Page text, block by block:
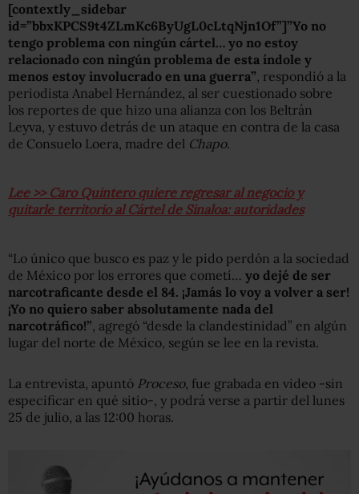
[contextly_sidebar
id=”bbxKPCS9t4ZLmKc6ByUgL0cLtqNjn1Of”]”Yo no
tengo problema con ningún cártel… yo no estoy
relacionado con ningún problema de esta índole y
menos estoy involucrado en una guerra”, respondió a la
periodista Anabel Hernández, al ser cuestionado sobre
los reportes de que hizo una alianza con los Beltrán
Leyva, y estuvo detrás de un ataque en contra de la casa
de Consuelo Loera, madre del Chapo.
Lee >> Caro Quintero quiere regresar al negocio y
quitarle territorio al Cártel de Sinaloa: autoridades
“Lo único que busco es paz y le pido perdón a la sociedad
de México por los errores que cometí… yo dejé de ser
narcotraficante desde el 84. ¡Jamás lo voy a volver a ser!
¡Yo no quiero saber absolutamente nada del
narcotráfico!”, agregó “desde la clandestinidad” en algún
lugar del norte de México, según se lee en la revista.
La entrevista, apuntó Proceso, fue grabada en video -sin
especificar en qué sitio-, y podrá verse a partir del lunes
25 de julio, a las 12:00 horas.